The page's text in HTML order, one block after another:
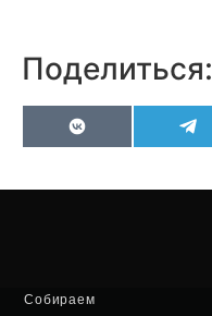
Поделиться:
VK
Собираем